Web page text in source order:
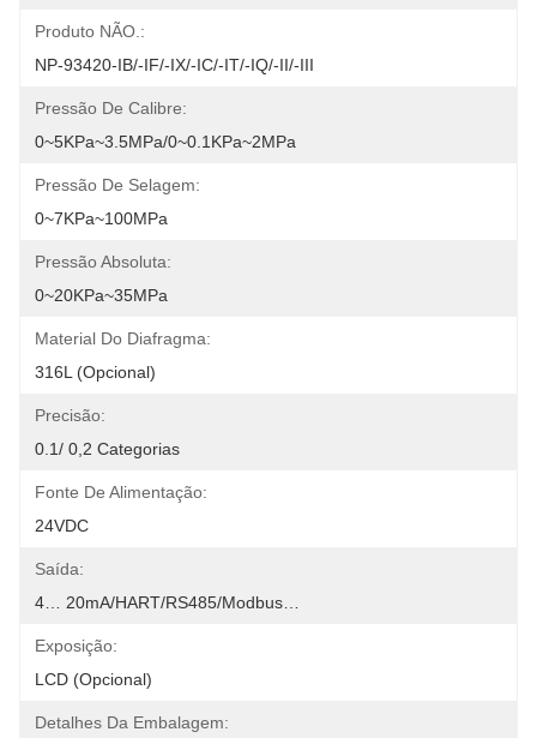
Produto NÃO.:
NP-93420-IB/-IF/-IX/-IC/-IT/-IQ/-II/-III
Pressão De Calibre:
0~5KPa~3.5MPa/0~0.1KPa~2MPa
Pressão De Selagem:
0~7KPa~100MPa
Pressão Absoluta:
0~20KPa~35MPa
Material Do Diafragma:
316L (opcional)
Precisão:
0.1/ 0,2 Categorias
Fonte De Alimentação:
24VDC
Saída:
4… 20mA/HART/RS485/Modbus…
Exposição:
LCD (opcional)
Detalhes Da Embalagem: